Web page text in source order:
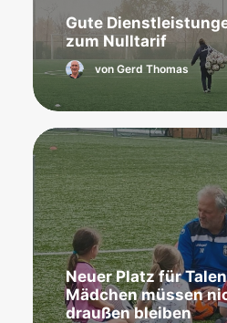
Gute
zum Nulltarif
von Gerd Thomas
Neuer Platz für
Mädchen müssen
draußen bleiben